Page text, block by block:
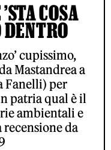
COSA
DENTRO
cupissimo,
Mastandrea a
Fanelli) per
patria qual è il
ambientali e
recensione da